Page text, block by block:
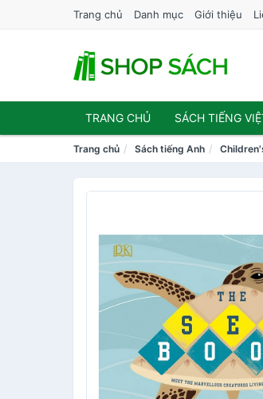
Trang chủ Danh mục Giới thiệu
TRANG CHỦ SÁCH TIẾNG
Trang chủ Sách tiếng Anh